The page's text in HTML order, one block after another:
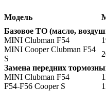
Модель
Базовое ТО (масло,
MINI Clubman F54
MINI Cooper Clubman F54
S
Замена передних
MINI Clubman F54
F54-F56 Cooper S